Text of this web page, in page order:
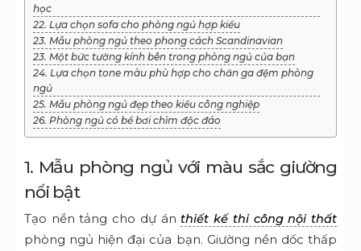
học
22. Lựa chọn sofa cho phòng ngủ hợp kiểu
23. Mẫu phòng ngủ theo phong cách Scandinavian
23. Một bức tường kính bên trong phòng ngủ của bạn
24. Lựa chọn tone màu phù hợp cho chăn ga đệm phòng
ngủ
25. Mẫu phòng ngủ đẹp theo kiểu công nghiệp
26. Phòng ngủ có bể bơi chìm độc đáo
1. Mẫu phòng ngủ với màu sắc giường
nổi bật
Tạo nền tảng cho dự ánthiết kế thi công nội thất
phòng ngủ hiện đại của bạn. Giường nền dốc thấp